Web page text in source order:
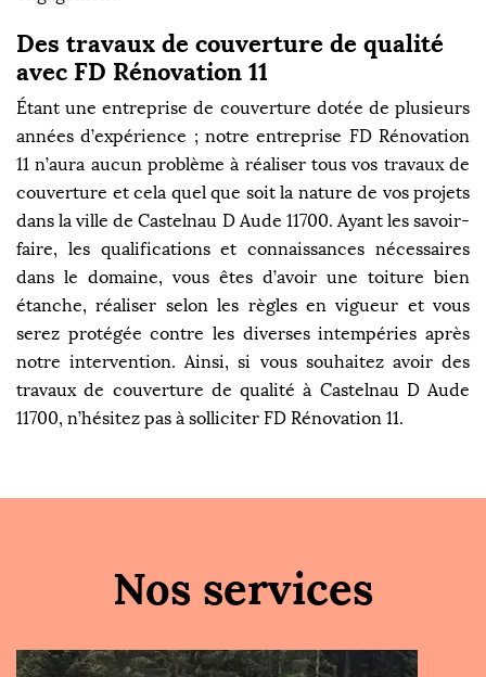
Des travaux de couverture de qualité
avec FD Rénovation 11
Étant une entreprise de couverture dotée de plusieurs
années d’expérience ; notre entreprise FD Rénovation
11 n’aura aucun problème à réaliser tous vos travaux de
couverture et cela quel que soit la nature de vos projets
dans la ville de Castelnau D Aude 11700. Ayant les savoir-
faire, les qualifications et connaissances nécessaires
dans le domaine, vous êtes d’avoir une toiture bien
étanche, réaliser selon les règles en vigueur et vous
serez protégée contre les diverses intempéries après
notre intervention. Ainsi, si vous souhaitez avoir des
travaux de couverture de qualité à Castelnau D Aude
11700, n’hésitez pas à solliciter FD Rénovation 11.
Nos services